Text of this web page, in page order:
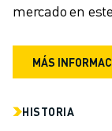
mercado en
MÁS
HISTORIA